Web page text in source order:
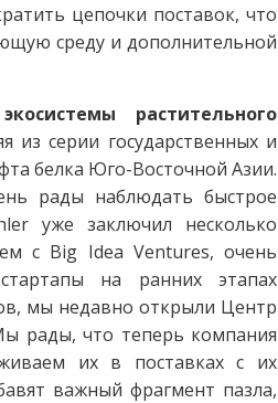
цепочки поставок, что
среду и дополнительной
экосистемы растительного
из серии государственных и
белка Юго-Восточной Азии.
рады наблюдать быстрое
уже заключил несколько
с Big Idea Ventures, очень
на ранних этапах
мы недавно открыли Центр
рады, что теперь компания
их в поставках с их
важный фрагмент пазла,